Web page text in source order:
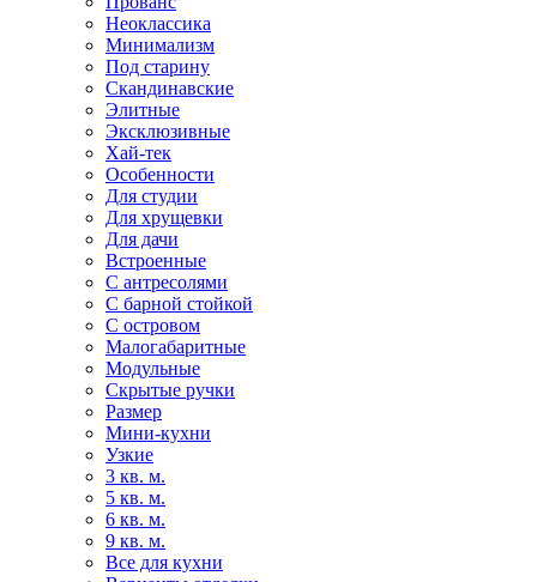
Неоклассика
Минимализм
Под старину
Скандинавские
Элитные
Эксклюзивные
Хай-тек
Особенности
Для студии
Для хрущевки
Для дачи
Встроенные
С антресолями
С барной стойкой
С островом
Малогабаритные
Модульные
Скрытые ручки
Размер
Мини-кухни
Узкие
3 кв. м.
5 кв. м.
6 кв. м.
9 кв. м.
Все для кухни